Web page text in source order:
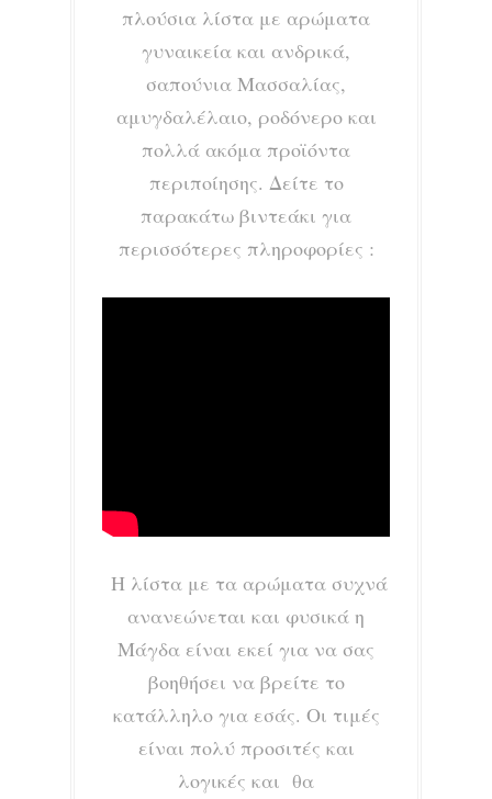
πλούσια λίστα με αρώματα
γυναικεία και ανδρικά,
σαπούνια Μασσαλίας,
αμυγδαλέλαιο, ροδόνερο και
πολλά ακόμα προϊόντα
περιποίησης. Δείτε το
παρακάτω βιντεάκι για
περισσότερες πληροφορίες :
Η λίστα με τα αρώματα συχνά
ανανεώνεται και φυσικά η
Μάγδα είναι εκεί για να σας
βοηθήσει να βρείτε το
κατάλληλο για εσάς. Οι τιμές
είναι πολύ προσιτές και
λογικές και θα